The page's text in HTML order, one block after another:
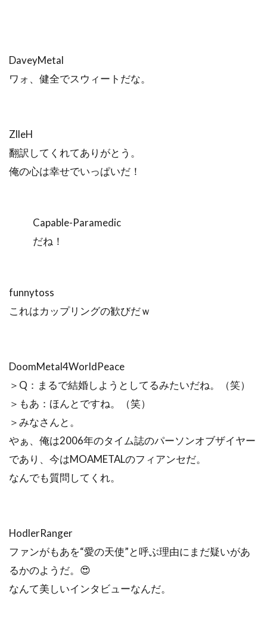
DaveyMetal
ワォ、健全でスウィートだな。
ZlleH
翻訳してくれてありがとう。
俺の心は幸せでいっぱいだ！
Capable-Paramedic
だね！
funnytoss
これはカップリングの歓びだｗ
DoomMetal4WorldPeace
＞Q：まるで結婚しようとしてるみたいだね。（笑）
＞もあ：ほんとですね。（笑）
＞みなさんと。
やぁ、俺は2006年のタイム誌のパーソンオブザイヤー
であり、今はMOAMETALのフィアンセだ。
なんでも質問してくれ。
HodlerRanger
ファンがもあを“愛の天使”と呼ぶ理由にまだ疑いがあ
るかのようだ。😍
なんて美しいインタビューなんだ。